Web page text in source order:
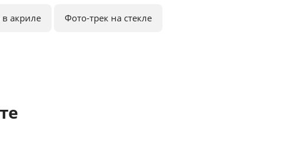
акриле Фото-трек на стекле